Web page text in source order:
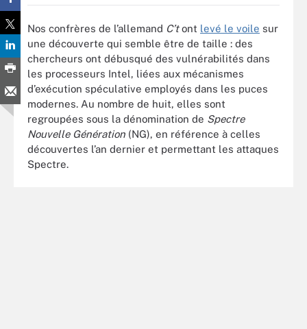
Nos confrères de l’allemand C’tont levé le voile sur
une découverte qui semble être de taille : des
chercheurs ont débusqué des vulnérabilités dans
les processeurs Intel, liées aux mécanismes
d’exécution spéculative employés dans les puces
modernes. Au nombre de huit, elles sont
regroupées sous la dénomination de Spectre
Nouvelle Génération (NG), en référence à celles
découvertes l’an dernier et permettant les attaques
Spectre.